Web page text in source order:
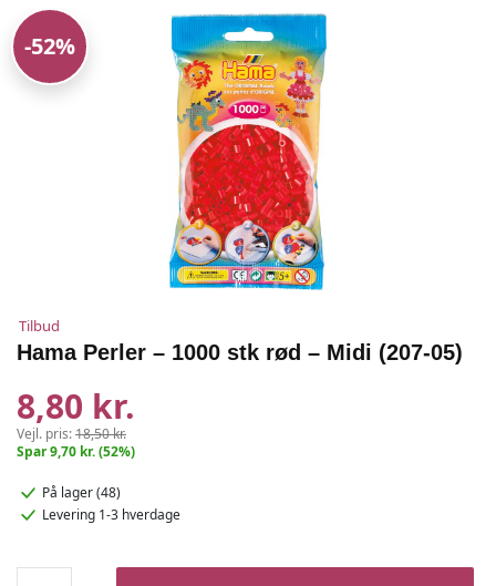
-52%
Tilbud
Hama Perler – 1000 stk rød – Midi (207-05)
8,80 kr.
Vejl. pris:18,50 kr.
Spar 9,70 kr. (52%)
På lager (48)
Levering 1-3 hverdage